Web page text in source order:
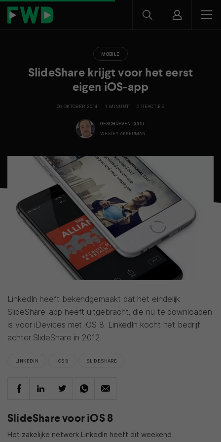
MOBILE
SlideShare krijgt voor het eerst
eigen iOS-app
06 OKTOBER 2014 1 MINUUT 0 REACTIES
GESCHREVEN DOOR
WESLEY AKKERMAN
LinkedIn heeft bekendgemaakt dat het eindelijk
SlideShare-app heeft uitgebracht, die nu te downloaden
is voor iDevices met iOS 8. LinkedIn kocht het bedrijf
achter SlideShare in 2012.
LINKEDIN IOS 8 SLIDESHARE
SlideShare voor iOS 8
Het zakelijke netwerk LinkedIn heeft dit weekend